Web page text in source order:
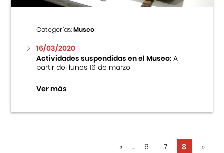
Categorías:Museo
16/03/2020
Actividades suspendidas en el Museo:A
partir del lunes 16 de marzo
Ver más
« ... 6 7 8 »